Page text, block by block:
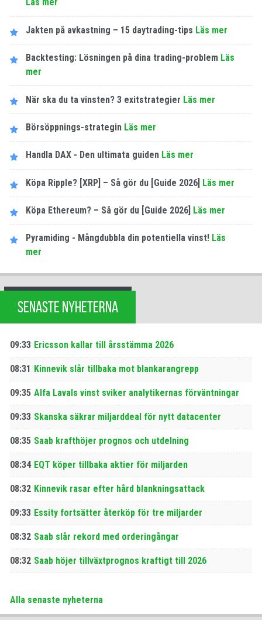
Läs mer
Jakten på avkastning – 15 daytrading-tips Läs mer
Backtesting: Lösningen på dina trading-problem Läs
mer
När ska du ta vinsten? 3 exitstrategier Läs mer
Börsöppnings-strategin Läs mer
Handla DAX - Den ultimata guiden Läs mer
Köpa Ripple? [XRP] – Så gör du [Guide 2026] Läs mer
Köpa Ethereum? – Så gör du [Guide 2026] Läs mer
Pyramiding - Mångdubbla din potentiella vinst! Läs
mer
SENASTE NYHETERNA
09:33 Ericsson kallar till årsstämma 2026
08:31 Kinnevik slår tillbaka mot blankarangrepp
09:35 Alfa Lavals vinst sviker analytikernas förväntningar
09:33 Skanska säkrar miljarddeal för nytt datacenter
08:35 Saab krafthöjer prognos och utdelning
08:34 EQT köper tillbaka aktier för miljarden
08:32 Kinnevik rasar efter hård blankningsattack
09:33 Essity fortsätter återköp för tre miljarder
08:32 Saab slår rekord med orderingångar
08:32 Saab höjer tillväxtprognos kraftigt till 2026
Alla senaste nyheterna